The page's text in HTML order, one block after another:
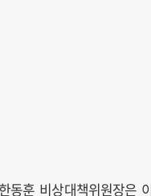
동훈 비상대책위원장은